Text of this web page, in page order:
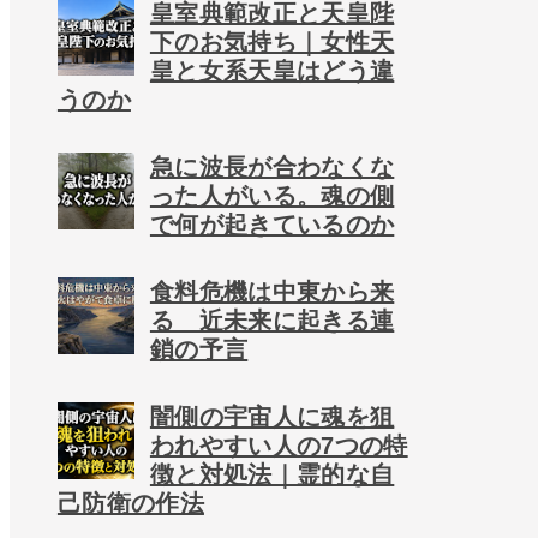
皇室典範改正と天皇陛
下のお気持ち｜女性天
皇と女系天皇はどう違
うのか
急に波長が合わなくな
った人がいる。魂の側
で何が起きているのか
食料危機は中東から来
る 近未来に起きる連
鎖の予言
闇側の宇宙人に魂を狙
われやすい人の7つの特
徴と対処法｜霊的な自
己防衛の作法